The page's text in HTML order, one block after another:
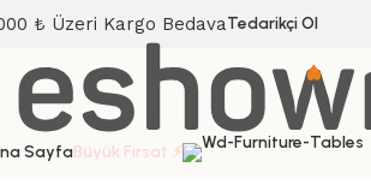
₺ Üzeri Kargo BedavaTedarikçi Ol
SayfaBüyük Fırsat ⚡
Yatak Odası